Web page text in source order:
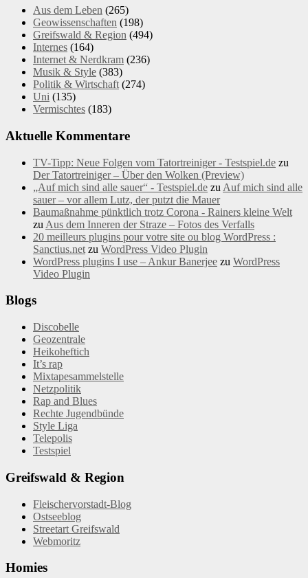
Aus dem Leben (265)
Geowissenschaften (198)
Greifswald & Region (494)
Internes (164)
Internet & Nerdkram (236)
Musik & Style (383)
Politik & Wirtschaft (274)
Uni (135)
Vermischtes (183)
Aktuelle Kommentare
TV-Tipp: Neue Folgen vom Tatortreiniger - Testspiel.de zu
Der Tatortreiniger – Über den Wolken (Preview)
„Auf mich sind alle sauer“ - Testspiel.de zu Auf mich sind alle
sauer – vor allem Lutz, der putzt die Mauer
Baumaßnahme pünktlich trotz Corona - Rainers kleine Welt
zu Aus dem Inneren der Straze – Fotos des Verfalls
20 meilleurs plugins pour votre site ou blog WordPress :
Sanctius.net zu WordPress Video Plugin
WordPress plugins I use – Ankur Banerjee zu WordPress
Video Plugin
Blogs
Discobelle
Geozentrale
Heikoheftich
It’s rap
Mixtapesammelstelle
Netzpolitik
Rap and Blues
Rechte Jugendbünde
Style Liga
Telepolis
Testspiel
Greifswald & Region
Fleischervorstadt-Blog
Ostseeblog
Streetart Greifswald
Webmoritz
Homies